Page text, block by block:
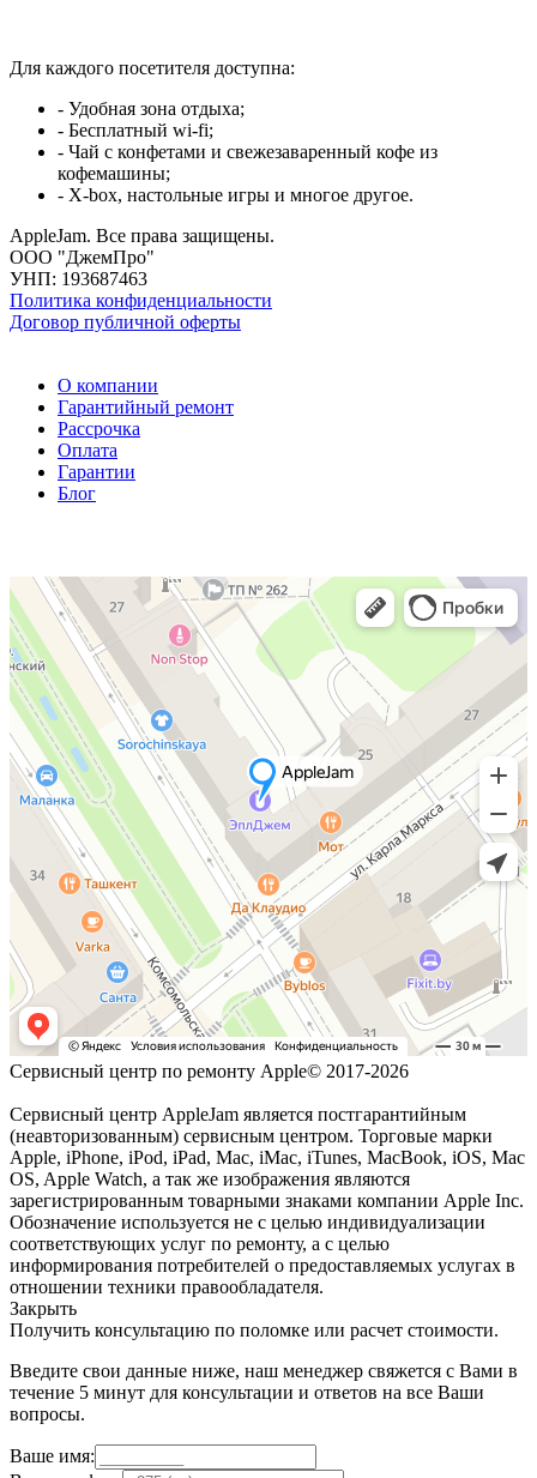
Для каждого посетителя доступна:
- Удобная зона отдыха;
- Бесплатный wi-fi;
- Чай с конфетами и свежезаваренный кофе из
кофемашины;
- X-box, настольные игры и многое другое.
AppleJam. Все права защищены.
ООО "ДжемПро"
УНП: 193687463
Политика конфиденциальности
Договор публичной оферты
О компании
Гарантийный ремонт
Рассрочка
Оплата
Гарантии
Блог
Сервисный центр по ремонту Apple© 2017-2026
Сервисный центр AppleJam является постгарантийным
(неавторизованным) сервисным центром. Торговые марки
Apple, iPhone, iPod, iPad, Mac, iMac, iTunes, MacBook, iOS, Mac
OS, Apple Watch, а так же изображения являются
зарегистрированным товарными знаками компании Apple Inc.
Обозначение используется не с целью индивидуализации
соответствующих услуг по ремонту, а с целью
информирования потребителей о предоставляемых услугах в
отношении техники правообладателя.
Закрыть
Получить консультацию по поломке или расчет стоимости.
Введите свои данные ниже, наш менеджер свяжется с Вами в
течение 5 минут для консультации и ответов на все Ваши
вопросы.
Ваше имя: